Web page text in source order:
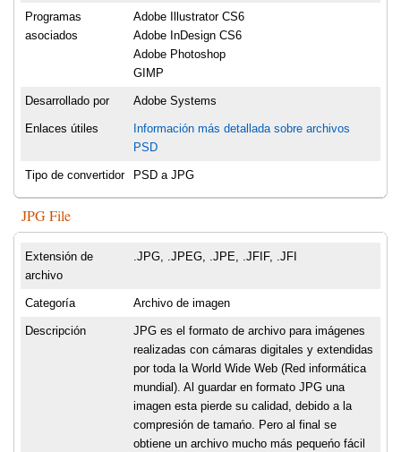
Programas
asociados
Adobe Illustrator CS6
Adobe InDesign CS6
Adobe Photoshop
GIMP
Desarrollado por Adobe Systems
Enlaces útiles
Información más detallada sobre archivos
PSD
Tipo de convertidor PSD a JPG
JPG File
Extensión de
archivo
.JPG, .JPEG, .JPE, .JFIF, .JFI
Categoría Archivo de imagen
Descripción
JPG es el formato de archivo para imágenes
realizadas con cámaras digitales y extendidas
por toda la World Wide Web (Red informática
mundial). Al guardar en formato JPG una
imagen esta pierde su calidad, debido a la
compresión de tamańo. Pero al final se
obtiene un archivo mucho más pequeńo fácil